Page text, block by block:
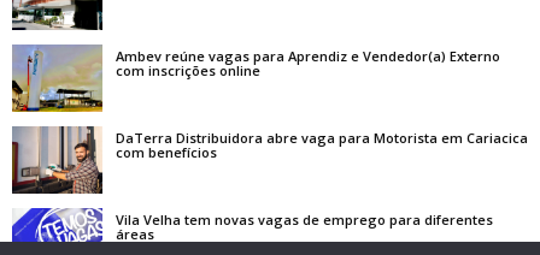
Ambev reúne vagas para Aprendiz e Vendedor(a) Externo
com inscrições online
DaTerra Distribuidora abre vaga para Motorista em Cariacica
com benefícios
Vila Velha tem novas vagas de emprego para diferentes
áreas